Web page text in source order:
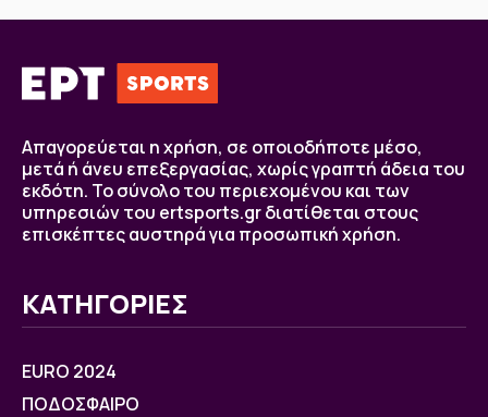
Απαγορεύεται η χρήση, σε οποιοδήποτε μέσο,
μετά ή άνευ επεξεργασίας, χωρίς γραπτή άδεια του
εκδότη. Το σύνολο του περιεχομένου και των
υπηρεσιών του ertsports.gr διατίθεται στους
επισκέπτες αυστηρά για προσωπική χρήση.
ΚΑΤΗΓΟΡΙΕΣ
EURO 2024
ΠΟΔΟΣΦΑΙΡΟ